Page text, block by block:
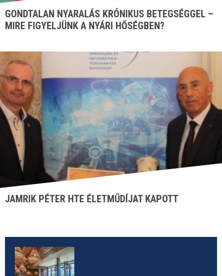
GONDTALAN NYARALÁS KRÓNIKUS BETEGSÉGGEL –
MIRE FIGYELJÜNK A NYÁRI HŐSÉGBEN?
JAMRIK PÉTER HTE ÉLETMŰDÍJAT KAPOTT